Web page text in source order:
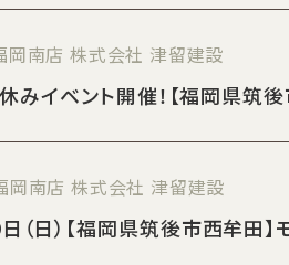
岡南店 株式会社 津留建設
ベント開催！【福岡県筑後
岡南店 株式会社 津留建設
（日）【福岡県筑後市西牟田